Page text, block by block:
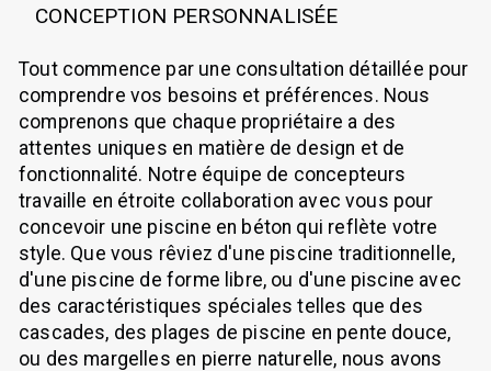
CONCEPTION PERSONNALISÉE
Tout commence par une consultation détaillée pour
comprendre vos besoins et préférences. Nous
comprenons que chaque propriétaire a des
attentes uniques en matière de design et de
fonctionnalité. Notre équipe de concepteurs
travaille en étroite collaboration avec vous pour
concevoir une piscine en béton qui reflète votre
style. Que vous rêviez d'une piscine traditionnelle,
d'une piscine de forme libre, ou d'une piscine avec
des caractéristiques spéciales telles que des
cascades, des plages de piscine en pente douce,
ou des margelles en pierre naturelle, nous avons